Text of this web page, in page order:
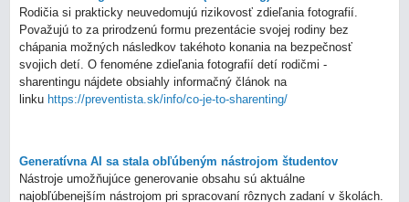
Rodičia si prakticky neuvedomujú rizikovosť zdieľania fotografií.
Považujú to za prirodzenú formu prezentácie svojej rodiny bez
chápania možných následkov takéhoto konania na bezpečnosť
svojich detí. O fenoméne zdieľania fotografií detí rodičmi -
sharentingu nájdete obsiahly informačný článok na
linku https://preventista.sk/info/co-je-to-sharenting/
Generatívna AI sa stala obľúbeným nástrojom študentov
Nástroje umožňujúce generovanie obsahu sú aktuálne
najobľúbenejším nástrojom pri spracovaní rôznych zadaní v školách.